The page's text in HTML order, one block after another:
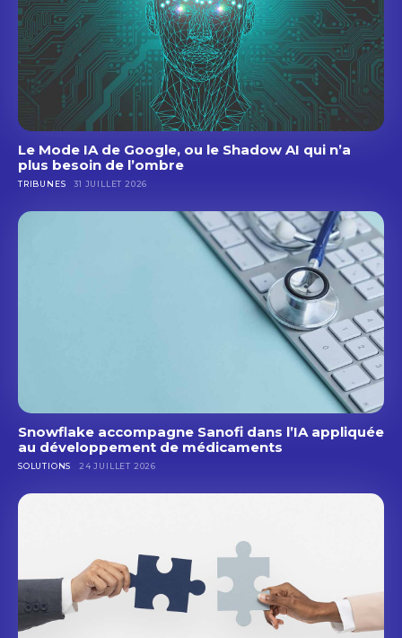
Le Mode IA de Google, ou le Shadow AI qui n’a
plus besoin de l’ombre
TRIBUNES 31 JUILLET 2026
Snowflake accompagne Sanofi dans l’IA appliquée
au développement de médicaments
SOLUTIONS 24 JUILLET 2026